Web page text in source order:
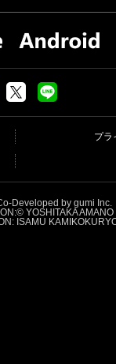
プラ
Developed by gumi Inc.
YOSHITAKA AMANO
ISAMU